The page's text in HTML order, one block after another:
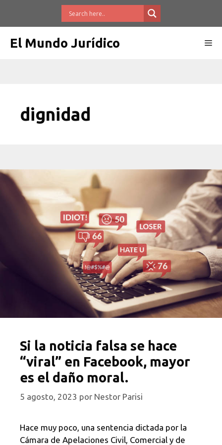
El Mundo Jurídico
dignidad
Si la noticia falsa se hace
“viral” en Facebook, mayor
es el daño moral.
5 agosto, 2023 por Nestor Parisi
Hace muy poco, una sentencia dictada por la
Cámara de Apelaciones Civil, Comercial y de